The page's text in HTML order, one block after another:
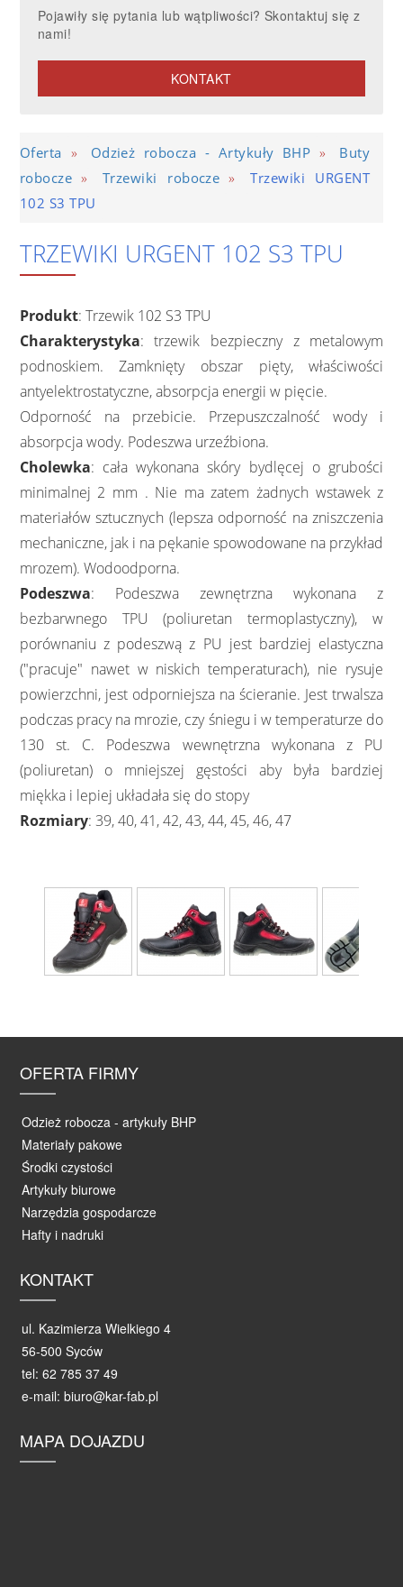
Pojawiły się pytania lub wątpliwości? Skontaktuj się z
nami!
KONTAKT
Oferta » Odzież robocza - Artykuły BHP »
Buty
robocze » Trzewiki robocze »
Trzewiki URGENT
102 S3 TPU
TRZEWIKI URGENT 102 S3 TPU
Produkt: Trzewik 102 S3 TPU
Charakterystyka: trzewik bezpieczny z metalowym
podnoskiem. Zamknięty obszar pięty, właściwości
antyelektrostatyczne, absorpcja energii w pięcie.
Odporność na przebicie. Przepuszczalność wody i
absorpcja wody. Podeszwa urzeźbiona.
Cholewka: cała wykonana skóry bydlęcej o grubości
minimalnej 2 mm . Nie ma zatem żadnych wstawek z
materiałów sztucznych (lepsza odporność na zniszczenia
mechaniczne, jak i na pękanie spowodowane na przykład
mrozem). Wodoodporna.
Podeszwa: Podeszwa zewnętrzna wykonana z
bezbarwnego TPU (poliuretan termoplastyczny), w
porównaniu z podeszwą z PU jest bardziej elastyczna
("pracuje" nawet w niskich temperaturach), nie rysuje
powierzchni, jest odporniejsza na ścieranie. Jest trwalsza
podczas pracy na mrozie, czy śniegu i w temperaturze do
130 st. C. Podeszwa wewnętrzna wykonana z PU
(poliuretan) o mniejszej gęstości aby była bardziej
miękka i lepiej układała się do stopy
Rozmiary: 39, 40, 41, 42, 43, 44, 45, 46, 47
OFERTA FIRMY
Odzież robocza - artykuły BHP
Materiały pakowe
Środki czystości
Artykuły biurowe
Narzędzia gospodarcze
Hafty i nadruki
KONTAKT
ul. Kazimierza Wielkiego 4
56-500 Syców
tel: 62 785 37 49
e-mail: biuro@kar-fab.pl
MAPA DOJAZDU